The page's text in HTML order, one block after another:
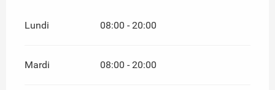
Lundi 08:00 - 20:00
Mardi 08:00 - 20:00